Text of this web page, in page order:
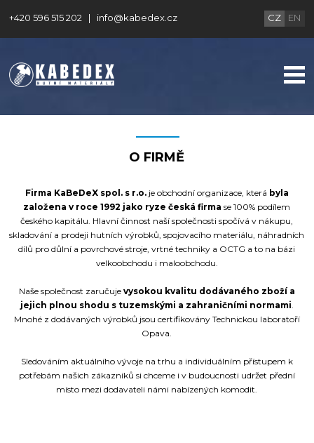
+420 596 515 202 | info@kabedex.cz CZ EN
O FIRMĚ
Firma KaBeDeX spol. s r.o.je obchodní organizace, která byla
založena v roce 1992 jako ryze česká firma se 100% podílem
českého kapitálu. Hlavní činnost naší společnosti spočívá v nákupu,
skladování a prodeji hutních výrobků, spojovacího materiálu, náhradních
dílů pro důlní a povrchové stroje, vrtné techniky a OCTG a to na bázi
velkoobchodu i maloobchodu.
Naše společnost zaručuje vysokou kvalitu dodávaného zboží a
jejich plnou shodu s tuzemskými a zahraničními normami.
Mnohé z dodávaných výrobků jsou certifikovány Technickou laboratoří
Opava.
Sledováním aktuálního vývoje na trhu a individuálním přístupem k
potřebám našich zákazníků si chceme i v budoucnosti udržet přední
místo mezi dodavateli námi nabízených komodit.